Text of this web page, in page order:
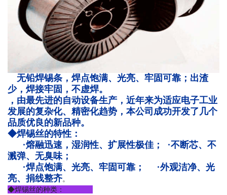
无铅焊锡条，焊点饱满、光亮、牢固可靠；出渣
少，焊接牢固，不虚焊。
，由最先进的自动设备生产，近年来为适应电子工业
发展的复杂化、精密化趋势，本公司成功开发了几个
品质优良的新品种。
◆焊锡丝的特性：
·熔融迅速，湿润性、扩展性极佳； ·不断芯、不
溅弹、无臭味；
·焊点饱满、光亮、牢固可靠； ·外观洁净、光
亮、捐线整齐。
◆焊锡丝的种类：